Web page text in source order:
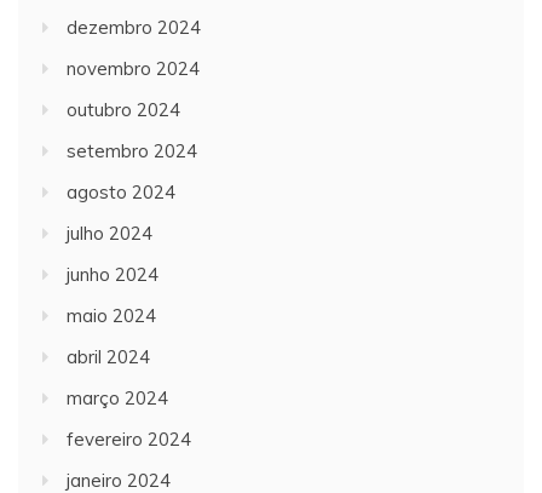
dezembro 2024
novembro 2024
outubro 2024
setembro 2024
agosto 2024
julho 2024
junho 2024
maio 2024
abril 2024
março 2024
fevereiro 2024
janeiro 2024